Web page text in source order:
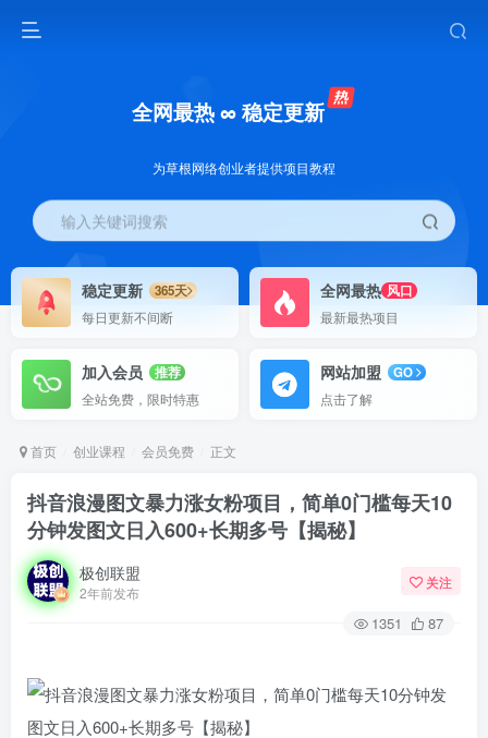
全网最热 ∞ 稳定更新
为草根网络创业者提供项目教程
输入关键词搜索
稳定更新
365天
每日更新不间断
全网最热 风口
最新最热项目
加入会员
推荐
全站免费，限时特惠
网站加盟
GO
点击了解
首页 创业课程 会员免费 正文
抖音浪漫图文暴力涨女粉项目，简单0门槛每天10
分钟发图文日入600+长期多号【揭秘】
极创联盟
2年前发布
关注
1351 87